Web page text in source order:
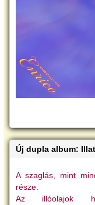
Új dupla album:
A szaglás, mint
része.
Az illóolajok